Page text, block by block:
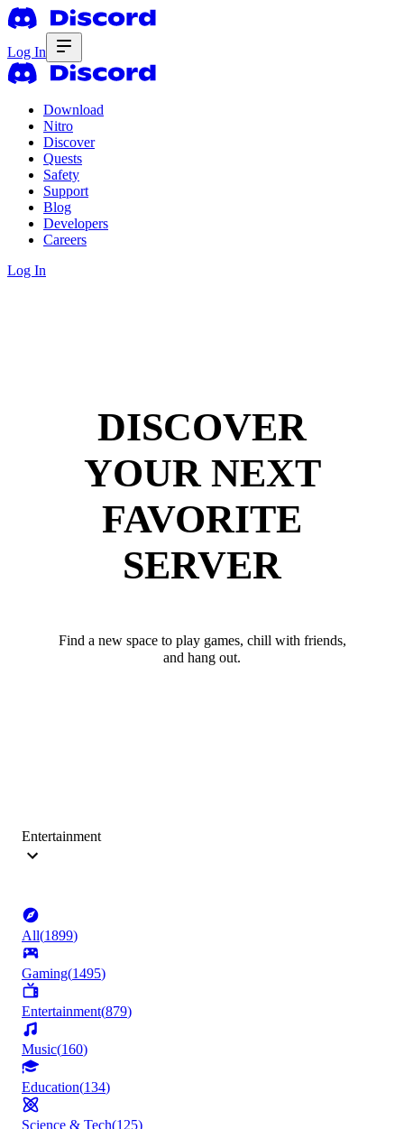
Log In
Download
Nitro
Discover
Quests
Safety
Support
Blog
Developers
Careers
Log In
DISCOVER
YOUR NEXT
FAVORITE
SERVER
Find a new space to play games, chill with friends,
and hang out.
Entertainment
All(1899)
Gaming(1495)
Entertainment(879)
Music(160)
Education(134)
Science & Tech(125)